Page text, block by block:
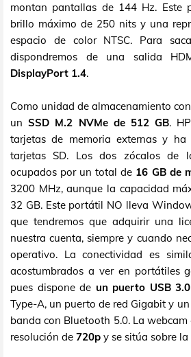
montan pantallas de 144 Hz. Este
brillo máximo de 250 nits y una
espacio de color NTSC. Para
dispondremos de una salida
DisplayPort 1.4.
Como unidad de almacenamiento
unSSD M.2 NVMe de 512 GB.
tarjetas de memoria externas y
tarjetas SD. Los dos zócalos de
ocupados por un total de 16 GB de
3200 MHz, aunque la capacidad
32 GB. Este portátil NO lleva
que tendremos que adquirir una
nuestra cuenta, siempre y cuando
operativo. La conectividad es
acostumbrados a ver en portátiles
pues dispone de un puerto USB
Type-A, un puerto de red Gigabit y
banda con Bluetooth 5.0. La
resolución de 720p y se sitúa sobre